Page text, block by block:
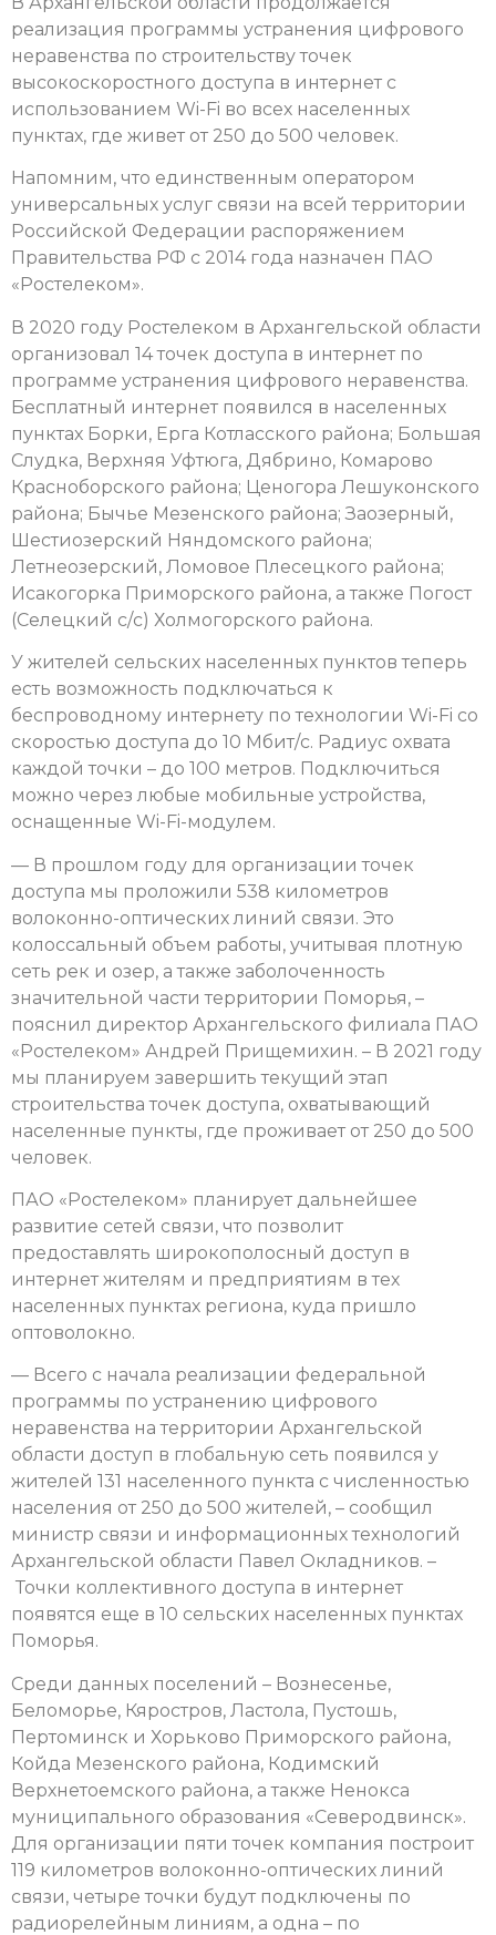
реализация программы устранения цифрового
неравенства по строительству точек
высокоскоростного доступа в интернет с
использованием Wi-Fi во всех населенных
пунктах, где живет от 250 до 500 человек.
Напомним, что единственным оператором
универсальных услуг связи на всей территории
Российской Федерации распоряжением
Правительства РФ с 2014 года назначен ПАО
«Ростелеком».
В 2020 году Ростелеком в Архангельской области
организовал 14 точек доступа в интернет по
программе устранения цифрового неравенства.
Бесплатный интернет появился в населенных
пунктах Борки, Ерга Котласского района; Большая
Слудка, Верхняя Уфтюга, Дябрино, Комарово
Красноборского района; Ценогора Лешуконского
района; Бычье Мезенского района; Заозерный,
Шестиозерский Няндомского района;
Летнеозерский, Ломовое Плесецкого района;
Исакогорка Приморского района, а также Погост
(Селецкий с/с) Холмогорского района.
У жителей сельских населенных пунктов теперь
есть возможность подключаться к
беспроводному интернету по технологии Wi-Fi со
скоростью доступа до 10 Мбит/с. Радиус охвата
каждой точки – до 100 метров. Подключиться
можно через любые мобильные устройства,
оснащенные Wi-Fi-модулем.
— В прошлом году для организации точек
доступа мы проложили 538 километров
волоконно-оптических линий связи. Это
колоссальный объем работы, учитывая плотную
сеть рек и озер, а также заболоченность
значительной части территории Поморья, –
пояснил директор Архангельского филиала ПАО
«Ростелеком» Андрей Прищемихин. – В 2021 году
мы планируем завершить текущий этап
строительства точек доступа, охватывающий
населенные пункты, где проживает от 250 до 500
человек.
ПАО «Ростелеком» планирует дальнейшее
развитие сетей связи, что позволит
предоставлять широкополосный доступ в
интернет жителям и предприятиям в тех
населенных пунктах региона, куда пришло
оптоволокно.
— Всего с начала реализации федеральной
программы по устранению цифрового
неравенства на территории Архангельской
области доступ в глобальную сеть появился у
жителей 131 населенного пункта с численностью
населения от 250 до 500 жителей, – сообщил
министр связи и информационных технологий
Архангельской области Павел Окладников. –
Точки коллективного доступа в интернет
появятся еще в 10 сельских населенных пунктах
Поморья.
Среди данных поселений – Вознесенье,
Беломорье, Кяростров, Ластола, Пустошь,
Пертоминск и Хорьково Приморского района,
Койда Мезенского района, Кодимский
Верхнетоемского района, а также Ненокса
муниципального образования «Северодвинск».
Для организации пяти точек компания построит
119 километров волоконно-оптических линий
связи, четыре точки будут подключены по
радиорелейным линиям, а одна – по